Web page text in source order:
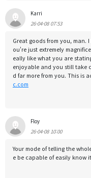
Karri
26-04-08 07:53
Great goods from you,
ou're just extremely
eally like what you are
enjoyable and you still take
d far more from you. This is
c.com
Floy
26-04-08 10:00
Your mode of telling the
e be capable of easily know